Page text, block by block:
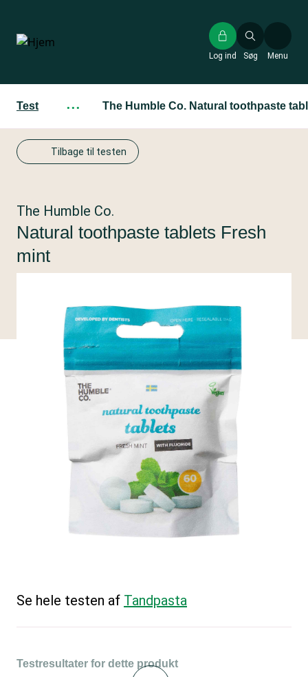
hovedindhold
Søg
Log ind Menu
Test ··· The Humble Co. Natural toothpaste
Tilbage til testen
The Humble Co.
Natural toothpaste tablets Fresh
mint
Se hele testen af Tandpasta
Testresultater for dette produkt